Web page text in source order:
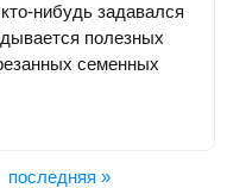
нибудь задавался
полезных
семенных
последняя »